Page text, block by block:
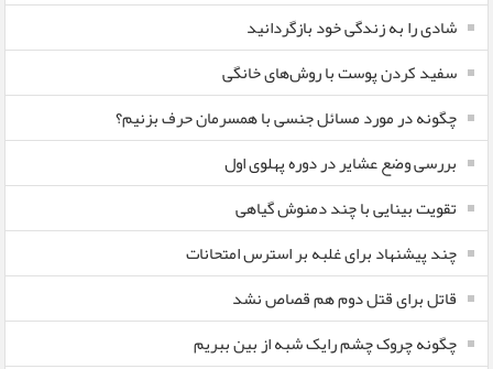
شادی را به زندگی خود بازگردانید
سفید کردن پوست با روش‌های خانگی
چگونه در مورد مسائل جنسی با همسرمان حرف بزنیم؟
بررسی وضع عشایر در دوره پهلوی اول
تقویت بینایی با چند دمنوش گیاهی
چند پیشنهاد برای غلبه بر استرس امتحانات
قاتل برای قتل دوم هم قصاص نشد
چگونه چروک چشم رایک شبه از بین ببریم